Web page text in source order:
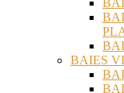
BAIES